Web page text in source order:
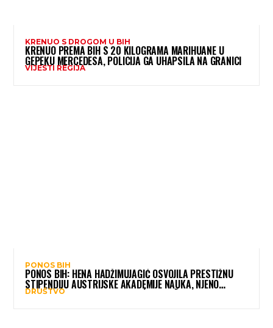
KRENUO S DROGOM U BIH
KRENUO PREMA BIH S 20 KILOGRAMA MARIHUANE U
GEPEKU MERCEDESA, POLICIJA GA UHAPSILA NA GRANICI
VIJESTI REGIJA
PONOS BIH
PONOS BIH: HENA HADŽIMUJAGIĆ OSVOJILA PRESTIŽNU
STIPENDIJU AUSTRIJSKE AKADEMIJE NAUKA, NJENO
ISTRAŽIVANJE MOGLO BI POMOĆI DJECI ŠIROM SVIJETA
DRUŠTVO